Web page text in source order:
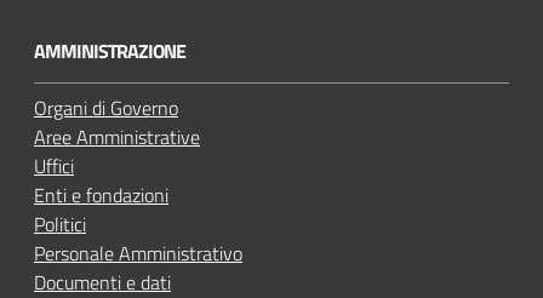
u
u
b
e
AMMINISTRAZIONE
Organi di Governo
Aree Amministrative
Uffici
Enti e fondazioni
Politici
Personale Amministrativo
Documenti e dati